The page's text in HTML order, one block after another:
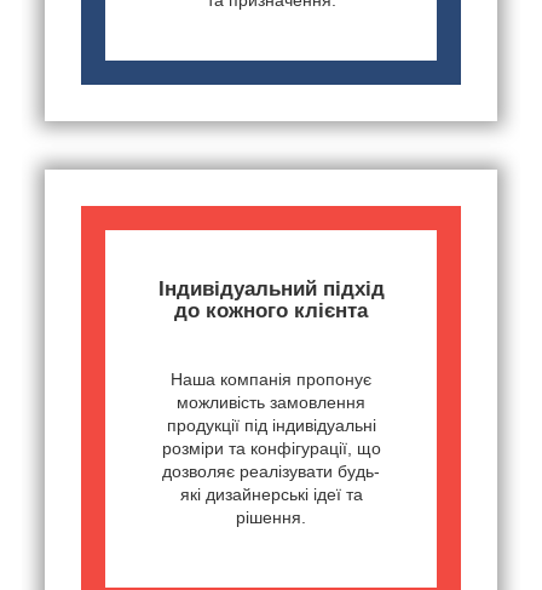
Індивідуальний підхід
до кожного клієнта
Наша компанія пропонує
можливість замовлення
продукції під індивідуальні
розміри та конфігурації, що
дозволяє реалізувати будь-
які дизайнерські ідеї та
рішення.